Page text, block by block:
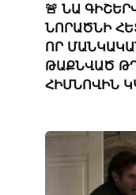
🚨 ՆԱ
ՆՈՐԱԾՆԻ
ՈՐ
ԹԱՔՆՎԱԾ
ՀԻՄՆՈՎԻՆ